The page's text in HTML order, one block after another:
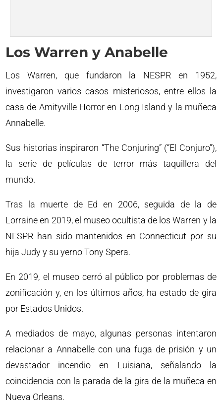
Los Warren y Anabelle
Los Warren, que fundaron la NESPR en 1952,
investigaron varios casos misteriosos, entre ellos la
casa de Amityville Horror en Long Island y la muñeca
Annabelle.
Sus historias inspiraron “The Conjuring” (“El Conjuro”),
la serie de películas de terror más taquillera del
mundo.
Tras la muerte de Ed en 2006, seguida de la de
Lorraine en 2019, el museo ocultista de los Warren y la
NESPR han sido mantenidos en Connecticut por su
hija Judy y su yerno Tony Spera.
En 2019, el museo cerró al público por problemas de
zonificación y, en los últimos años, ha estado de gira
por Estados Unidos.
A mediados de mayo, algunas personas intentaron
relacionar a Annabelle con una fuga de prisión y un
devastador incendio en Luisiana, señalando la
coincidencia con la parada de la gira de la muñeca en
Nueva Orleans.